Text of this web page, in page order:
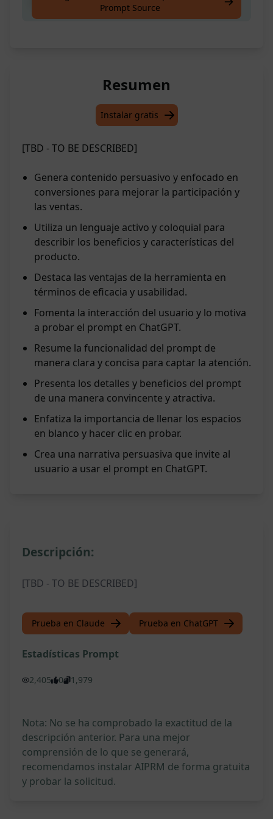
Prompt Source
Resumen
Instalar gratis
[TBD - TO BE DESCRIBED]
Genera contenido persuasivo y enfocado en
conversiones para mejorar la participación y
las ventas.
Utiliza un lenguaje activo y coloquial para
describir los beneficios y características del
producto.
Destaca las ventajas de la herramienta en
términos de eficacia y usabilidad.
Fomenta la interacción del usuario y lo motiva
a probar el prompt en ChatGPT.
Resume la funcionalidad del prompt de
manera clara y concisa para captar la atención.
Presenta los detalles y beneficios del prompt
de una manera convincente y atractiva.
Enfatiza la importancia de llenar los espacios
en blanco y hacer clic en probar.
Crea una narrativa persuasiva que invite al
usuario a usar el prompt en ChatGPT.
Descripción:
[TBD - TO BE DESCRIBED]
Prueba en Claude Prueba en ChatGPT
Estadísticas Prompt
2,405 0 1,979
Nota: No se ha comprobado la exactitud de la
descripción anterior. Para una mejor
comprensión de lo que se generará,
recomendamos instalar AIPRM de forma gratuita
y probar la solicitud.